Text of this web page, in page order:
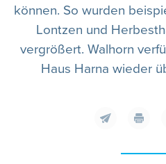
können. So wurden
Lontzen und
vergrößert. Walhorn
Haus Harna wieder